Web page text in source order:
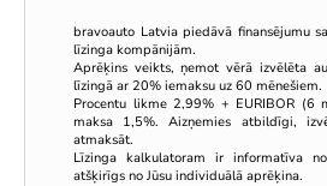
bravoauto Latvia piedāvā finansējumu
līzinga kompānijām.
Aprēķins veikts, ņemot vērā izvēlēta
līzingā ar 20% iemaksu uz 60 mēnešiem.
Procentu likme 2,99% + EURIBOR (6
maksa 1,5%. Aizņemies atbildīgi,
atmaksāt.
Līzinga kalkulatoram ir informatīva
atšķirīgs no Jūsu individuālā aprēķina.